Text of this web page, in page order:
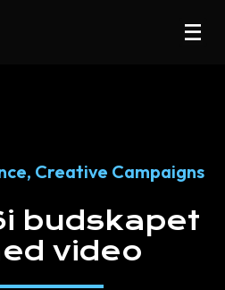
, Creative Campaigns
budskapet
video